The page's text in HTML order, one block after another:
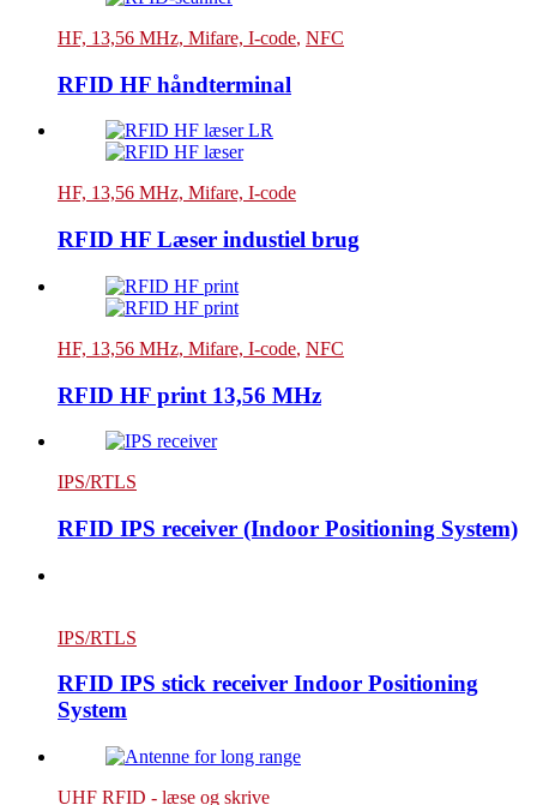
HF, 13,56 MHz, Mifare, I-code, NFC
RFID HF håndterminal
HF, 13,56 MHz, Mifare, I-code
RFID HF Læser industiel brug
HF, 13,56 MHz, Mifare, I-code, NFC
RFID HF print 13,56 MHz
IPS/RTLS
RFID IPS receiver (Indoor Positioning System)
IPS/RTLS
RFID IPS stick receiver Indoor Positioning
System
UHF RFID - læse og skrive